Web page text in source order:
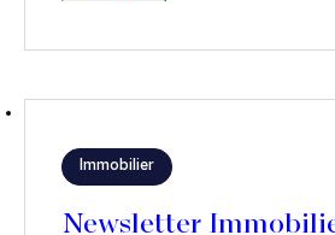
Immobilier
Newsletter